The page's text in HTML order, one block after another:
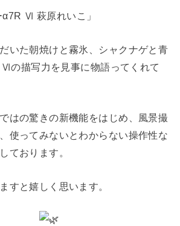
α7R Ⅵ 萩原れいこ」
いた朝焼けと霧氷、シャクナゲと青
の描写力を見事に物語ってくれて
はの驚きの新機能をはじめ、風景撮
使ってみないとわからない操作性な
ております。
すと嬉しく思います。